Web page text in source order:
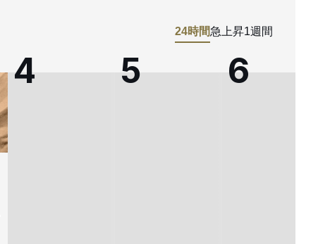
24時間急上昇1週間